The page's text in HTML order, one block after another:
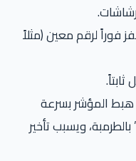
فوراً لرقم معين (مثلاً
المؤشر بسرعة
ويسبب تأخير